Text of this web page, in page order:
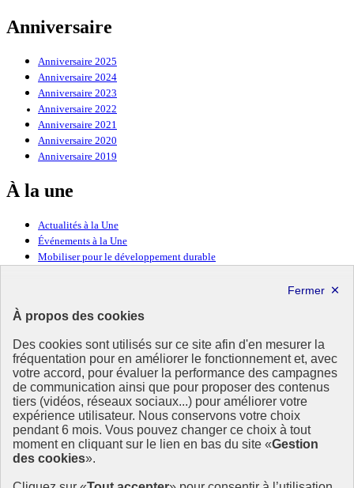
À propos des cookies
Des cookies sont utilisés sur ce site afin d'en mesurer la
fréquentation pour en améliorer le fonctionnement et, avec
votre accord, pour évaluer la performance des campagnes
de communication ainsi que pour proposer des contenus
tiers (vidéos, réseaux sociaux...) pour améliorer votre
expérience utilisateur. Nous conservons votre choix
pendant 6 mois. Vous pouvez changer ce choix à tout
moment en cliquant sur le lien en bas du site «Gestion
des cookies».
Anniversaire
Anniversaire 2025
Anniversaire 2024
Anniversaire 2023
Anniversaire 2022
Anniversaire 2021
Anniversaire 2020
Anniversaire 2019
À la une
Actualités à la Une
Événements à la Une
Mobiliser pour le développement durable
Ressources
Ressources
La Méth’ODD
Gouvernement
Ce site propose l’information de référence concernant l’Agenda
2030 et la feuille de route de la France. Il valorise la mobilisation de
tous les acteurs.
info.gouv.fr- ouvre une nouvelle fenêtre